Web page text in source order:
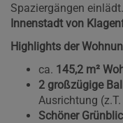
Spaziergängen
Innenstadt von
Highlights der
ca. 145,2 m²
2 großzügige
Ausrichtung
Schöner